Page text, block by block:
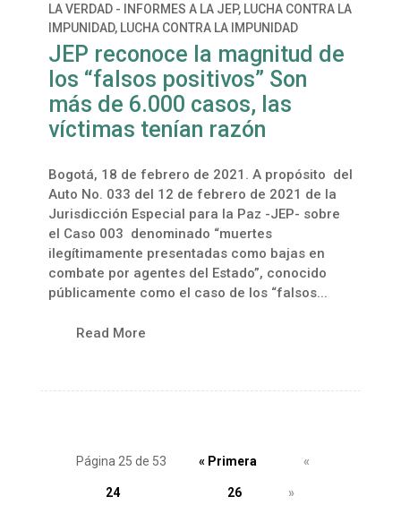
LA VERDAD - INFORMES A LA JEP, LUCHA CONTRA LA
IMPUNIDAD, LUCHA CONTRA LA IMPUNIDAD
JEP reconoce la magnitud de
los “falsos positivos” Son
más de 6.000 casos, las
víctimas tenían razón
Bogotá, 18 de febrero de 2021. A propósito del
Auto No. 033 del 12 de febrero de 2021 de la
Jurisdicción Especial para la Paz -JEP- sobre
el Caso 003 denominado “muertes
ilegítimamente presentadas como bajas en
combate por agentes del Estado”, conocido
públicamente como el caso de los “falsos...
Read More
Página 25 de 53 « Primera «
24 26 »